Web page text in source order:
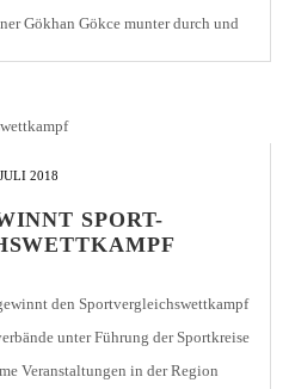
Gökhan Gökce munter durch und
2018
SPORT-
den Sportvergleichswettkampf
unter Führung der Sportkreise
Veranstaltungen in der Region